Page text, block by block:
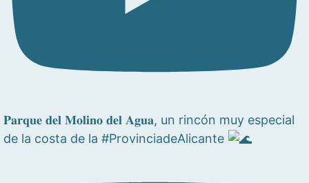
𝐏𝐚𝐫𝐪𝐮𝐞 𝐝𝐞𝐥 𝐌𝐨𝐥𝐢𝐧𝐨 𝐝𝐞𝐥 𝐀𝐠𝐮𝐚, un rincón muy especial
de la costa de la #ProvinciadeAlicante